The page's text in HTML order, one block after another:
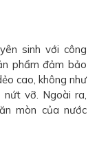
sinh với công
phẩm đảm bảo
cao, không như
nứt vỡ. Ngoài ra,
mòn của nước